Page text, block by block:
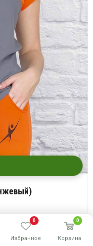
0
Избранное
0
Корзина